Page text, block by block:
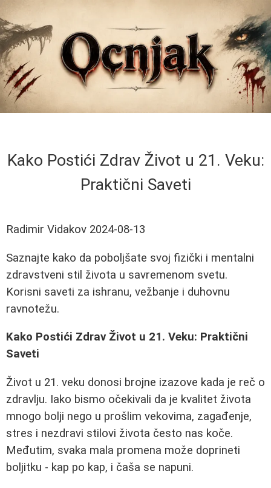
Kako Postići Zdrav Život u 21. Veku:
Praktični Saveti
Radimir Vidakov 2024-08-13
Saznajte kako da poboljšate svoj fizički i mentalni
zdravstveni stil života u savremenom svetu.
Korisni saveti za ishranu, vežbanje i duhovnu
ravnotežu.
Kako Postići Zdrav Život u 21. Veku: Praktični
Saveti
Život u 21. veku donosi brojne izazove kada je reč o
zdravlju. Iako bismo očekivali da je kvalitet života
mnogo bolji nego u prošlim vekovima, zagađenje,
stres i nezdravi stilovi života često nas koče.
Međutim, svaka mala promena može doprineti
boljitku - kap po kap, i čaša se napuni.